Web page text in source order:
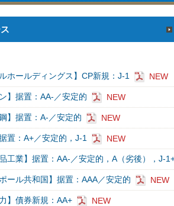
ルホールディングス】CP新規：J-1
NEW
】据置：AA-／安定的 NEW
】据置：A-／安定的 NEW
置：A+／安定的，J-1 NEW
品工業】据置：AA-／安定的，A（劣後），J-
ポール共和国】据置：AAA／安定的 NEW
】債券新規：AA+ NEW